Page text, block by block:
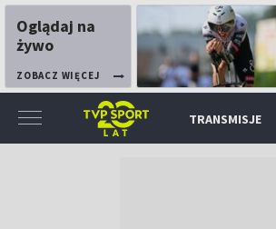
Oglądaj na
żywo
ZOBACZ WIĘCEJ
TRANSMISJE